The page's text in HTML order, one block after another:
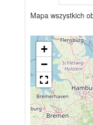
Mapa wszystkich
+
−